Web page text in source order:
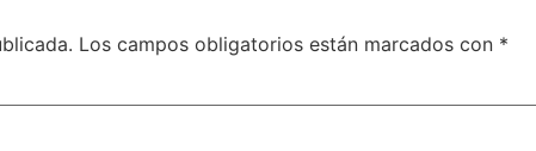
Los campos obligatorios están marcados con *